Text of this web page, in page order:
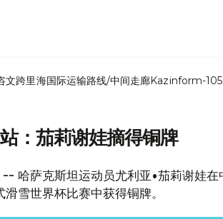
文跨里海国际运输路线/中间走廊Kazinform-105
：茄莉谢娃摘得铜牌
哈萨克斯坦运动员尤利亚•茄莉谢娃在
雪世界杯比赛中获得铜牌。